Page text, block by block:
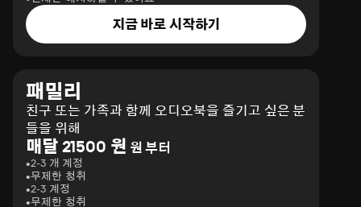
지금 바로 시작하기
패밀리
친구 또는 가족과 함께 오디오북을 즐기고 싶은 분
들을 위해
매달 21500 원 원 부터
2-3 개 계정
무제한 청취
2-3 계정
무제한 청취